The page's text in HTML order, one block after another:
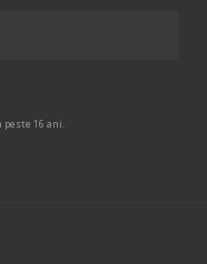
16 ani.